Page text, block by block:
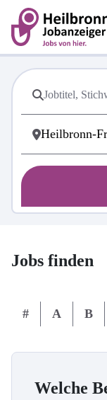
Jobs finden
# A B
Welche